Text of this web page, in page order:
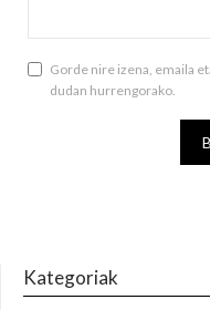
Gorde nire izena, emaila
dudan hurrengorako.
Kategoriak